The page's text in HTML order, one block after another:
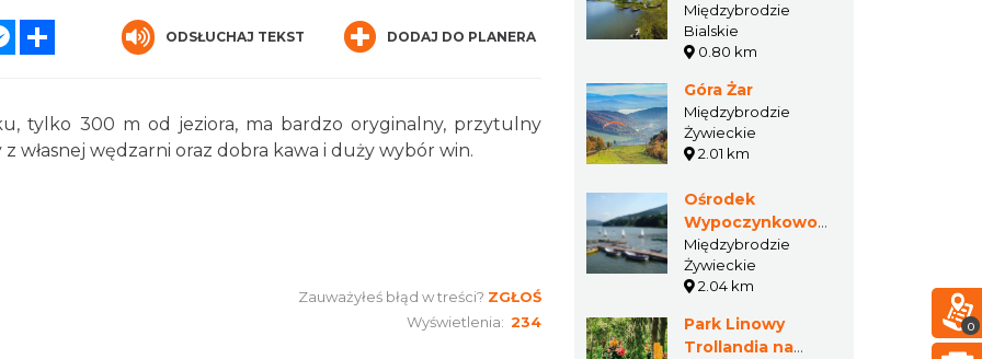
Messenger ODSŁUCHAJ TEKST DODAJ DO PLANERA
tylko 300 m od jeziora, ma bardzo oryginalny, przytulny
własnej wędzarni oraz dobra kawa i duży wybór win.
Zauważyłeś błąd w treści? ZGŁOŚ
Wyświetlenia: 234
Międzybrodzie
Bialskie
0.80 km
Góra Żar
Międzybrodzie
Żywieckie
2.01 km
Ośrodek
Wypoczynkowo
Rekreacyjny
Przystań
Międzybrodzie
Żywieckie
2.04 km
Park Linowy
Trollandia na
0